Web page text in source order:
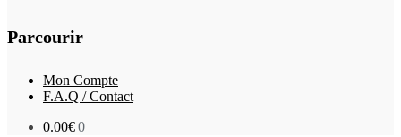
Parcourir
Mon Compte
F.A.Q / Contact
0.00€ 0